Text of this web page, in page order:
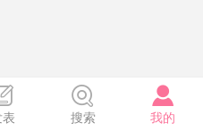
表 搜索 我的